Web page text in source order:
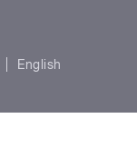
English